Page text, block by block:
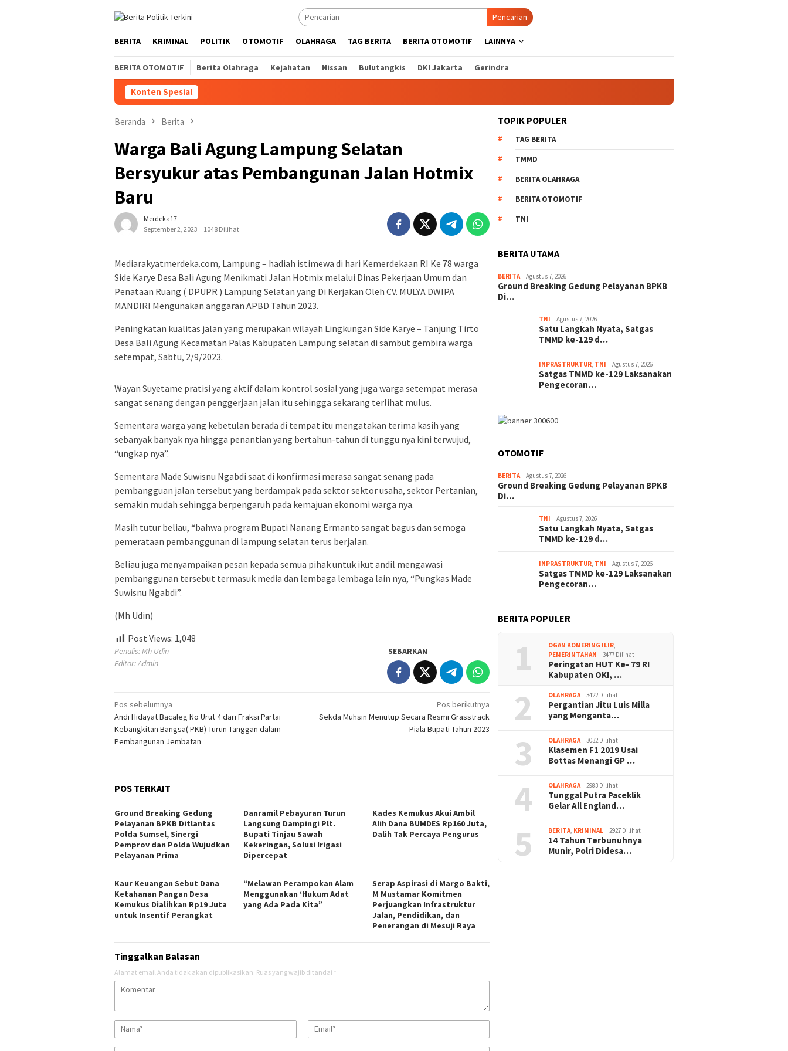
Pencarian
BERITA KRIMINAL POLITIK OTOMOTIF OLAHRAGA TAG BERITA BERITA OTOMOTIF LAINNYA
BERITA OTOMOTIF Berita Olahraga Kejahatan Nissan Bulutangkis DKI Jakarta Gerindra
Konten Spesial
Beranda Berita
Warga Bali Agung Lampung Selatan
Bersyukur atas Pembangunan Jalan Hotmix
Baru
Merdeka17
September 2, 2023
1048 Dilihat
Mediarakyatmerdeka.com, Lampung – hadiah istimewa di hari Kemerdekaan RI Ke 78 warga
Side Karye Desa Bali Agung Menikmati Jalan Hotmix melalui Dinas Pekerjaan Umum dan
Penataan Ruang ( DPUPR ) Lampung Selatan yang Di Kerjakan Oleh CV. MULYA DWIPA
MANDIRI Mengunakan anggaran APBD Tahun 2023.
Peningkatan kualitas jalan yang merupakan wilayah Lingkungan Side Karye – Tanjung Tirto
Desa Bali Agung Kecamatan Palas Kabupaten Lampung selatan di sambut gembira warga
setempat, Sabtu, 2/9/2023.
Wayan Suyetame pratisi yang aktif dalam kontrol sosial yang juga warga setempat merasa
sangat senang dengan penggerjaan jalan itu sehingga sekarang terlihat mulus.
Sementara warga yang kebetulan berada di tempat itu mengatakan terima kasih yang
sebanyak banyak nya hingga penantian yang bertahun-tahun di tunggu nya kini terwujud,
“ungkap nya”.
Sementara Made Suwisnu Ngabdi saat di konfirmasi merasa sangat senang pada
pembangguan jalan tersebut yang berdampak pada sektor sektor usaha, sektor Pertanian,
semakin mudah sehingga berpengaruh pada kemajuan ekonomi warga nya.
Masih tutur beliau, “bahwa program Bupati Nanang Ermanto sangat bagus dan semoga
pemerataan pembanggunan di lampung selatan terus berjalan.
Beliau juga menyampaikan pesan kepada semua pihak untuk ikut andil mengawasi
pembanggunan tersebut termasuk media dan lembaga lembaga lain nya, “Pungkas Made
Suwisnu Ngabdi”.
(Mh Udin)
Post Views: 1,048
Penulis: Mh Udin
Editor: Admin
SEBARKAN
Navigasi
pos
Pos sebelumnya
Andi Hidayat Bacaleg No Urut 4 dari Fraksi Partai
Kebangkitan Bangsa( PKB) Turun Tanggan dalam
Pembangunan Jembatan
Pos berikutnya
Sekda Muhsin Menutup Secara Resmi Grasstrack
Piala Bupati Tahun 2023
POS TERKAIT
Ground Breaking Gedung
Pelayanan BPKB Ditlantas
Polda Sumsel, Sinergi
Pemprov dan Polda Wujudkan
Pelayanan Prima
Danramil Pebayuran Turun
Langsung Dampingi Plt.
Bupati Tinjau Sawah
Kekeringan, Solusi Irigasi
Dipercepat
Kades Kemukus Akui Ambil
Alih Dana BUMDES Rp160 Juta,
Dalih Tak Percaya Pengurus
Kaur Keuangan Sebut Dana
Ketahanan Pangan Desa
Kemukus Dialihkan Rp19 Juta
untuk Insentif Perangkat
“Melawan Perampokan Alam
Menggunakan ‘Hukum Adat
yang Ada Pada Kita”
Serap Aspirasi di Margo Bakti,
M Mustamar Komitmen
Perjuangkan Infrastruktur
Jalan, Pendidikan, dan
Penerangan di Mesuji Raya
Tinggalkan Balasan
Alamat email Anda tidak akan dipublikasikan. Ruas yang wajib ditandai *
TOPIK POPULER
TAG BERITA
TMMD
BERITA OLAHRAGA
BERITA OTOMOTIF
TNI
BERITA UTAMA
BERITA Agustus 7, 2026
Ground Breaking Gedung Pelayanan BPKB
Di…
TNI Agustus 7, 2026
Satu Langkah Nyata, Satgas
TMMD ke-129 d…
INPRASTRUKTUR, TNI Agustus 7, 2026
Satgas TMMD ke-129 Laksanakan
Pengecoran…
OTOMOTIF
BERITA Agustus 7, 2026
Ground Breaking Gedung Pelayanan BPKB
Di…
TNI Agustus 7, 2026
Satu Langkah Nyata, Satgas
TMMD ke-129 d…
INPRASTRUKTUR, TNI Agustus 7, 2026
Satgas TMMD ke-129 Laksanakan
Pengecoran…
BERITA POPULER
1 OGAN KOMERING ILIR,
PEMERINTAHAN
3477 Dilihat
Peringatan HUT Ke- 79 RI
Kabupaten OKI, …
2 OLAHRAGA 3422 Dilihat
Pergantian Jitu Luis Milla
yang Menganta…
3 OLAHRAGA 3032 Dilihat
Klasemen F1 2019 Usai
Bottas Menangi GP …
4 OLAHRAGA 2983 Dilihat
Tunggal Putra Paceklik
Gelar All England…
5 BERITA, KRIMINAL 2927 Dilihat
14 Tahun Terbunuhnya
Munir, Polri Didesa…